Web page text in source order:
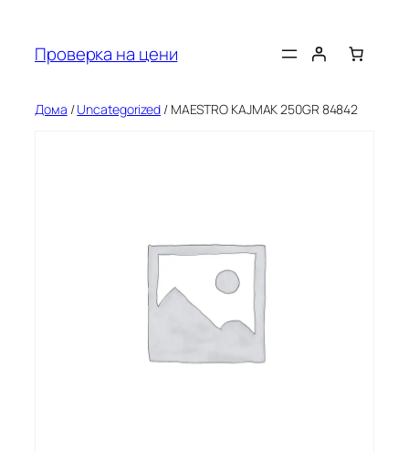
содржината
Проверка на цени
Дома /Uncategorized / MAESTRO KAJMAK 250GR 84842